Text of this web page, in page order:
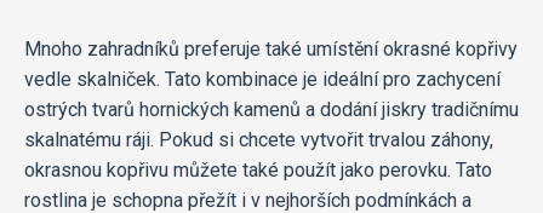
Mnoho zahradníků preferuje také umístění okrasné kopřivy
vedle skalniček. Tato kombinace je ideální pro zachycení
ostrých tvarů hornických kamenů a dodání jiskry tradičnímu
skalnatému ráji. Pokud si chcete vytvořit trvalou záhony,
okrasnou kopřivu můžete také použít jako perovku. Tato
rostlina je schopna přežít i v nejhorších podmínkách a